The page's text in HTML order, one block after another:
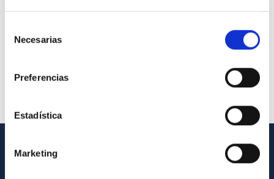
Necesarias
Preferencias
Estadística
Marketing
GENERAL INFORMATION